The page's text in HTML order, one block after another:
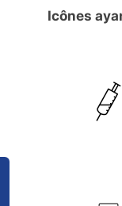
Icônes